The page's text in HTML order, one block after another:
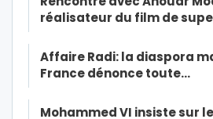
réalisateur du film de
Affaire Radi: la diaspora
France dénonce toute…
Mohammed VI insiste sur